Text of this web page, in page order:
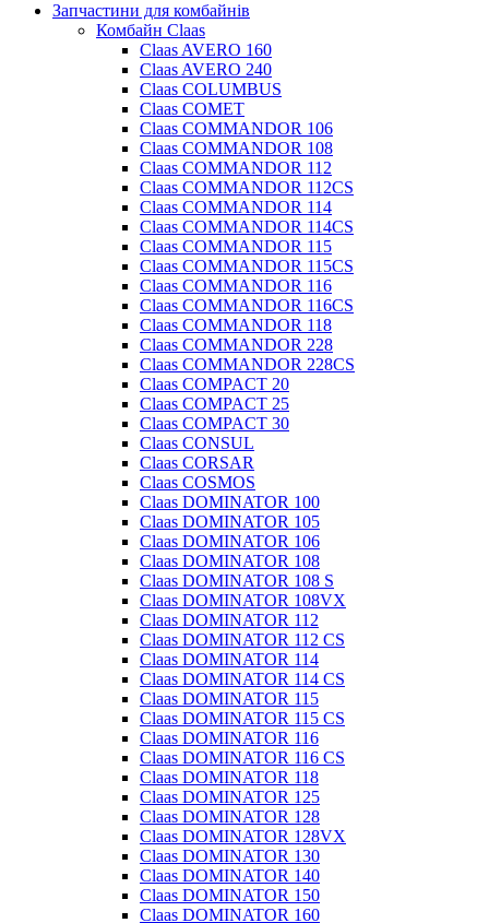
Запчастини для комбайнів
Комбайн Claas
Claas AVERO 160
Claas AVERO 240
Claas COLUMBUS
Claas COMET
Claas COMMANDOR 106
Claas COMMANDOR 108
Claas COMMANDOR 112
Claas COMMANDOR 112CS
Claas COMMANDOR 114
Claas COMMANDOR 114CS
Claas COMMANDOR 115
Claas COMMANDOR 115CS
Claas COMMANDOR 116
Claas COMMANDOR 116CS
Claas COMMANDOR 118
Claas COMMANDOR 228
Claas COMMANDOR 228CS
Claas COMPACT 20
Claas COMPACT 25
Claas COMPACT 30
Claas CONSUL
Claas CORSAR
Claas COSMOS
Claas DOMINATOR 100
Claas DOMINATOR 105
Claas DOMINATOR 106
Claas DOMINATOR 108
Claas DOMINATOR 108 S
Claas DOMINATOR 108VX
Claas DOMINATOR 112
Claas DOMINATOR 112 CS
Claas DOMINATOR 114
Claas DOMINATOR 114 CS
Claas DOMINATOR 115
Claas DOMINATOR 115 CS
Claas DOMINATOR 116
Claas DOMINATOR 116 CS
Claas DOMINATOR 118
Claas DOMINATOR 125
Claas DOMINATOR 128
Claas DOMINATOR 128VX
Claas DOMINATOR 130
Claas DOMINATOR 140
Claas DOMINATOR 150
Claas DOMINATOR 160